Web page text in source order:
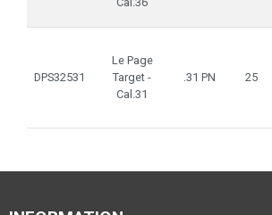
DPS32531
Le Page
Target -
Cal.31
.31 PN 25